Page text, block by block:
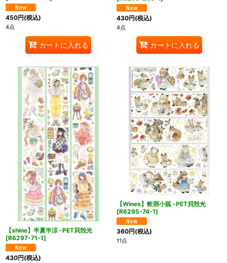
450円(税込)
4点
カートに入れる
430円(税込)
4点
カートに入れる
【shine】半夏半涼 -PET貝殻光
[R6297-71-1]
430円(税込)
【Wines】軟萌小狐 -PET貝殻光
[R6295-74-1]
360円(税込)
11点